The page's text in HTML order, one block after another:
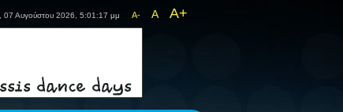
A- A A+
07 Αυγούστου 2026, 5:01:17 μμ